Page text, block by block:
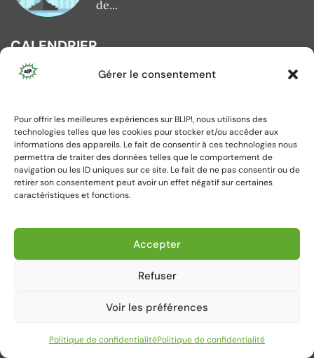
Gérer le consentement
Pour offrir les meilleures expériences sur BLIP!, nous utilisons des
technologies telles que les cookies pour stocker et/ou accéder aux
informations des appareils. Le fait de consentir à ces technologies nous
permettra de traiter des données telles que le comportement de
navigation ou les ID uniques sur ce site. Le fait de ne pas consentir ou de
retirer son consentement peut avoir un effet négatif sur certaines
caractéristiques et fonctions.
Accepter
Refuser
Voir les préférences
Politique de confidentialitéPolitique de confidentialité
de...
CALENDRIER
août 2026
1
2
3
4 5 6 7 8
9
10
11 12 13 14 15
16
17
18 19 20 21 22
23
24
25 26
« Juil